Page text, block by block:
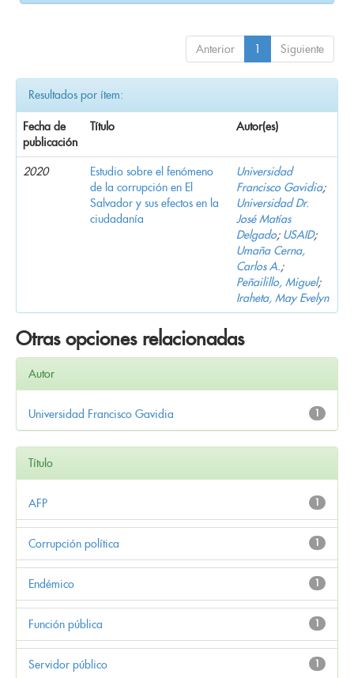
Anterior 1 Siguiente
Resultados por ítem:
Fecha de
publicación
Título Autor(es)
2020
Estudio sobre el fenómeno
de la corrupción en El
Salvador y sus efectos en la
ciudadanía
Universidad
Francisco Gavidia;
Universidad Dr.
José Matías
Delgado; USAID;
Umaña Cerna,
Carlos A.;
Peñailillo, Miguel;
Iraheta, May Evelyn
Otras opciones relacionadas
Autor
1
Universidad Francisco Gavidia
Título
1
AFP
1
Corrupción política
1
Endémico
1
Función pública
1
Servidor público